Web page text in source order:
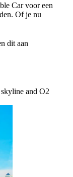
Car voor een
Of je nu
dit aan
and O2